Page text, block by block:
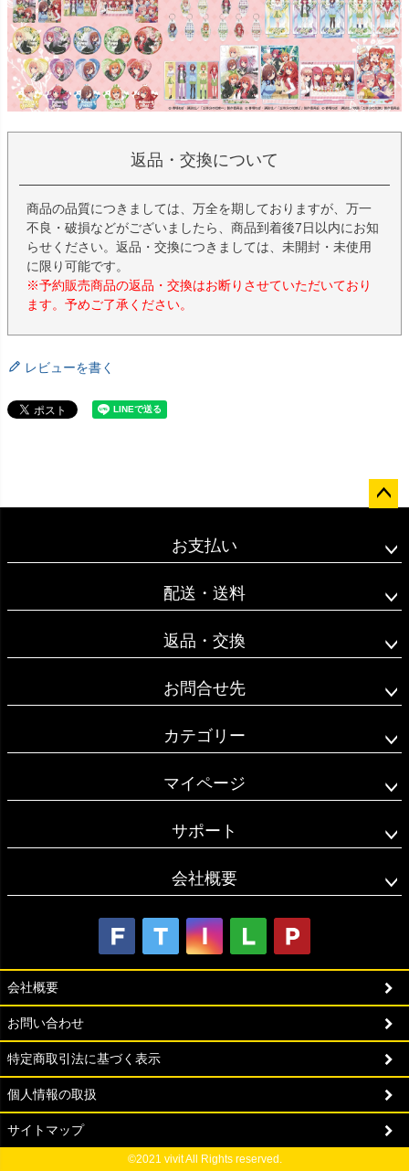
返品・交換について
商品の品質につきましては、万全を期しておりますが、万一
不良・破損などがございましたら、商品到着後7日以内にお知
らせください。返品・交換につきましては、未開封・未使用
に限り可能です。
※予約販売商品の返品・交換はお断りさせていただいており
ます。予めご了承ください。
レビューを書く
ップ
お支払い
配送・送料
返品・交換
お問合せ先
カテゴリー
マイページ
サポート
会社概要
会社概要
お問い合わせ
特定商取引法に基づく表示
個人情報の取扱
サイトマップ
©2021 vivit All Rights reserved.